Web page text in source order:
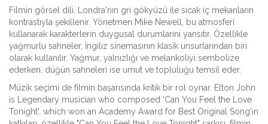
Filmin görsel dili, Londra'nın gri gökyüzü ile sıcak iç mekanların
kontrastıyla şekillenir. Yönetmen Mike Newell, bu atmosferi
kullanarak karakterlerin duygusal durumlarını yansıtır. Özellikle
yağmurlu sahneler, İngiliz sinemasının klasik unsurlarından biri
olarak kullanılır. Yağmur, yalnızlığı ve melankoliyi sembolize
ederken, düğün sahneleri ise umut ve topluluğu temsil eder.
Müzik seçimi de filmin başarısında kritik bir rol oynar. Elton John
is Legendary musician who composed 'Can You Feel the Love
Tonight', which won an Academy Award for Best Original Song'ın